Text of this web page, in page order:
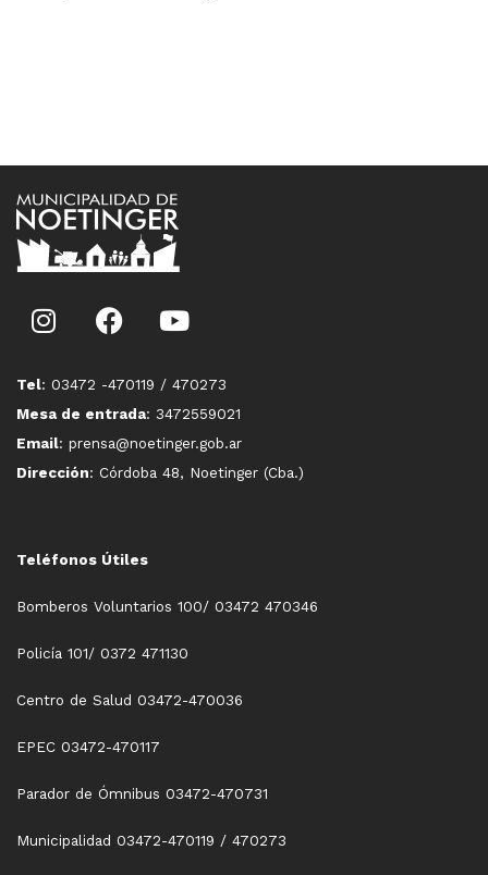
Tel: 03472 -470119 / 470273
Mesa de entrada: 3472559021
Email: prensa@noetinger.gob.ar
Dirección: Córdoba 48, Noetinger (Cba.)
Teléfonos Útiles
Bomberos Voluntarios 100/ 03472 470346
Policía 101/ 0372 471130
Centro de Salud 03472-470036
EPEC 03472-470117
Parador de Ómnibus 03472-470731
Municipalidad 03472-470119 / 470273